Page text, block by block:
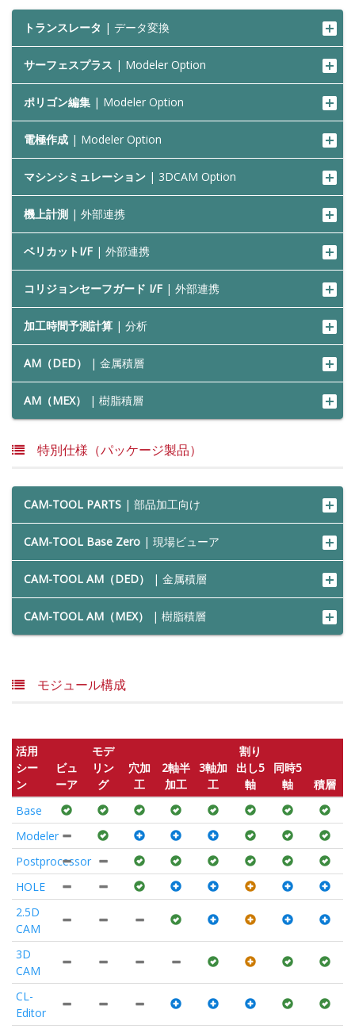
トランスレータ | データ変換
サーフェスプラス | Modeler Option
ポリゴン編集 | Modeler Option
電極作成 | Modeler Option
マシンシミュレーション | 3DCAM Option
機上計測 | 外部連携
ベリカットI/F | 外部連携
コリジョンセーフガード I/F | 外部連携
加工時間予測計算 | 分析
AM（DED） | 金属積層
AM（MEX） | 樹脂積層
特別仕様（パッケージ製品）
CAM-TOOL PARTS | 部品加工向け
CAM-TOOL Base Zero | 現場ビューア
CAM-TOOL AM（DED） | 金属積層
CAM-TOOL AM（MEX） | 樹脂積層
モジュール構成
活用
シー
ン
ビュ
ーア
モデ
リン
グ
穴加
工
2軸半
加工
3軸加
工
割り
出し5
軸
同時5
軸
積層
Base
Modeler
Postprocessor
HOLE
2.5D
CAM
3D
CAM
CL-
Editor